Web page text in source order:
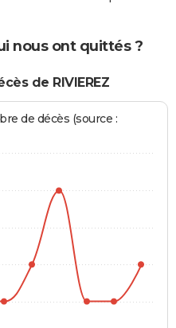
nous ont quittés ?
de RIVIEREZ
de décès (source :